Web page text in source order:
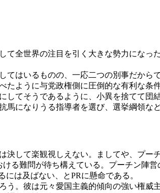
全世界の注目を引く大きな勢力にな
はいるものの、一応二つの別事だか
ように与党政権側に圧倒的な有利な条
てそうであるように、小異を捨てて団
になりうる指導者を選び、選挙綱領な
して楽観視しえない。ましてや、プー
る難問が待ち構えている。プーチン陣
は及ばない、とPRに懸命である。
。彼は元々愛国主義的傾向の強い権